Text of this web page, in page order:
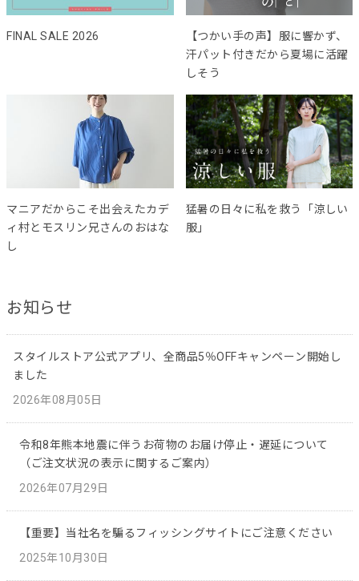
FINAL SALE 2026
【つかい手の声】服に響かず、
汗パット付きだから夏場に活躍
しそう
マニアだからこそ出会えたカデ
ィ村とモスリン兄さんのおはな
し
猛暑の日々に私を救う「涼しい
服」
お知らせ
スタイルストア公式アプリ、全商品5％OFFキャンペーン開始し
ました
2026年08月05日
令和8年熊本地震に伴うお荷物のお届け停止・遅延について
（ご注文状況の表示に関するご案内）
2026年07月29日
【重要】当社名を騙るフィッシングサイトにご注意ください
2025年10月30日